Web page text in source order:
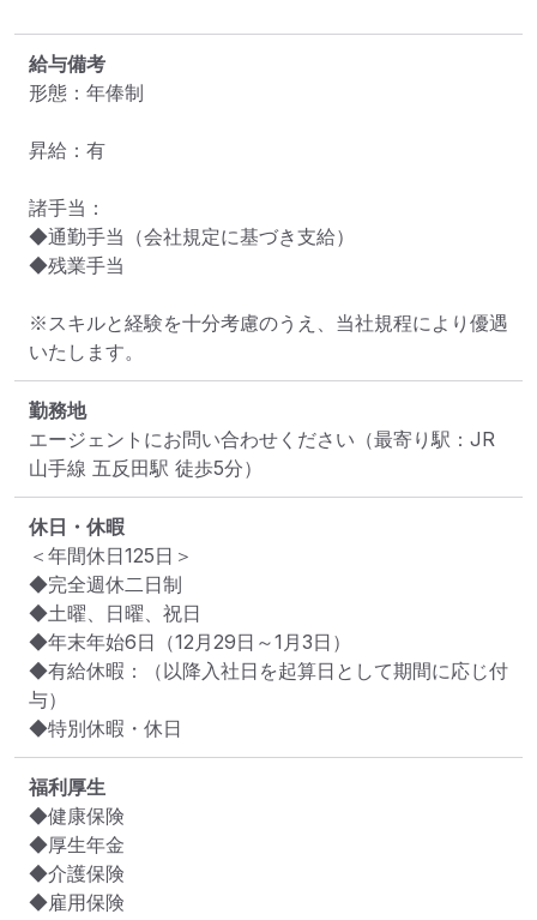
給与備考
形態：年俸制
昇給：有
諸手当：
◆通勤手当（会社規定に基づき支給）
◆残業手当
※スキルと経験を十分考慮のうえ、当社規程により優遇
いたします。
勤務地
エージェントにお問い合わせください （最寄り駅：JR
山手線 五反田駅 徒歩5分）
休日・休暇
＜年間休日125日＞
◆完全週休二日制
◆土曜、日曜、祝日
◆年末年始6日（12月29日～1月3日）
◆有給休暇：（以降入社日を起算日として期間に応じ付
与）
◆特別休暇・休日
福利厚生
◆健康保険
◆厚生年金
◆介護保険
◆雇用保険